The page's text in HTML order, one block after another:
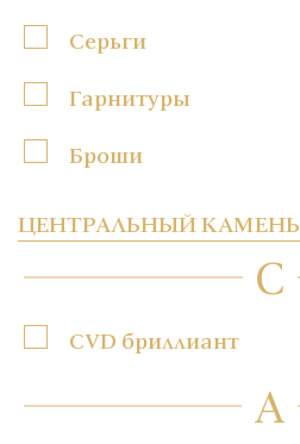
Серьги
Гарнитуры
Броши
ЦЕНТРАЛЬНЫЙ КАМЕНЬ
C
CVD бриллиант
А